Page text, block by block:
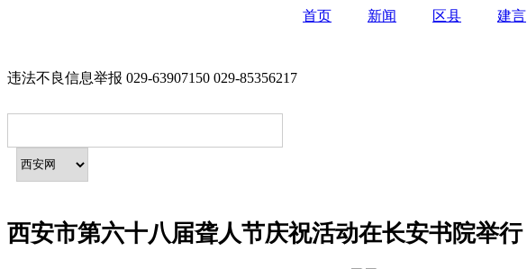
首页 新闻 区县 建言
违法不良信息举报 029-63907150 029-85356217
西安市第六十八届聋人节庆祝活动在长安书院举行